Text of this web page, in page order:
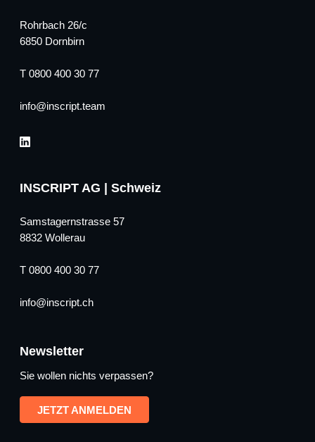
Rohrbach 26/c
6850 Dornbirn
T 0800 400 30 77
info inscript.team
INSCRIPT AG | Schweiz
Samstagernstrasse 57
8832 Wollerau
T 0800 400 30 77
info inscript.ch
Newsletter
Sie wollen nichts verpassen?
JETZT ANMELDEN